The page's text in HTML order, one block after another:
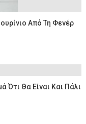
Από Τη Φενέρ
Ότι Θα Είναι Και Πάλι